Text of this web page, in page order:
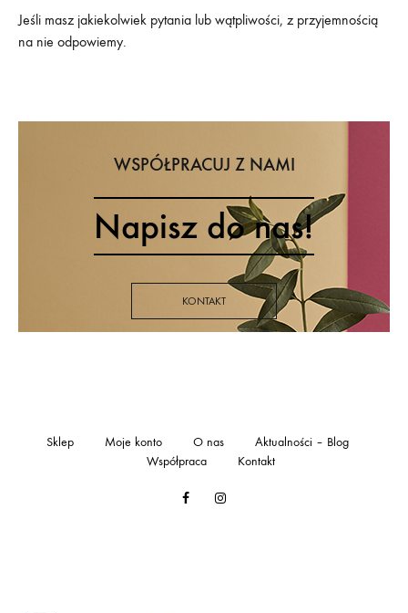
Jeśli masz jakiekolwiek pytania lub wątpliwości, z przyjemnością
na nie odpowiemy.
WSPÓŁPRACUJ Z NAMI
Napisz do nas!
KONTAKT
FacebookInstagram
Sklep Moje konto O nas
Aktualności – Blog
Współpraca
Kontakt